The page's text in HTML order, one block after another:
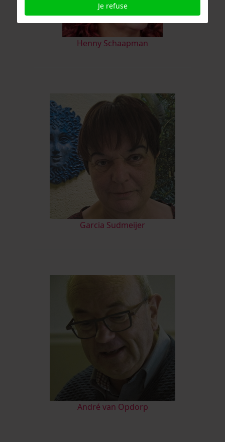
Henny Schaapman
Garcia Sudmeijer
André van Opdorp
Je refuse